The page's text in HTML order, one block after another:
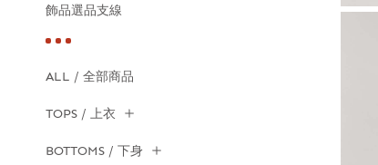
飾品選品支線
ALL / 全部商品
TOPS / 上衣
BOTTOMS / 下身